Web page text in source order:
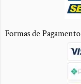
Formas de Pagamento